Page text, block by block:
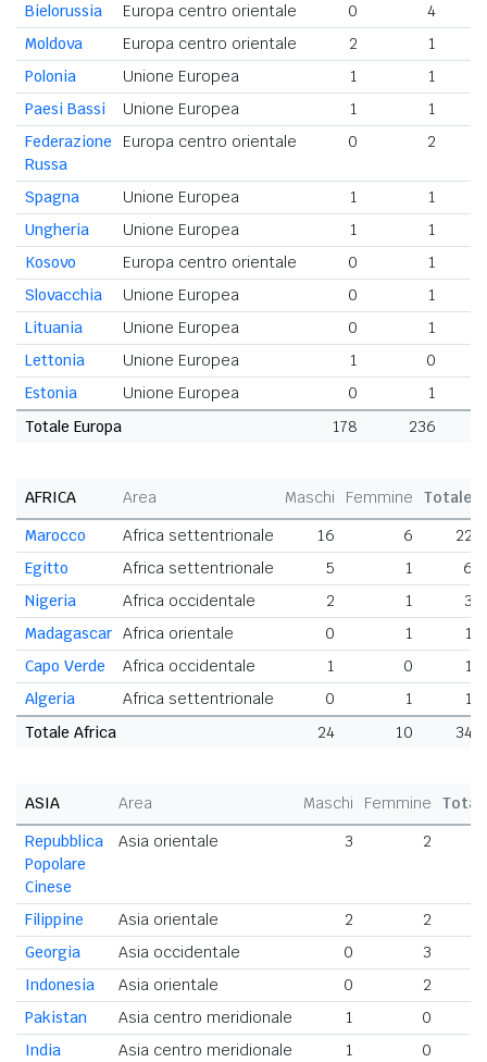
Bielorussia
Europa centro orientale 0
4
Moldova
Europa centro orientale 2
1
Polonia
Unione Europea 1
1
Paesi Bassi
Unione Europea 1
1
Federazione
Russa
Europa centro orientale 0 2
Spagna Unione Europea 1
1
Ungheria
Unione Europea 1
1
Kosovo
Europa centro orientale 0
1
Slovacchia
Unione Europea 0
1
Lituania
Unione Europea 0
1
Lettonia
Unione Europea 1
0
Estonia
Unione Europea 0
1
Totale Europa
178 236
AFRICA Area Maschi Femmine
Totale
Marocco
Africa settentrionale 16 6 22
Egitto
Africa settentrionale 5 1 6
Nigeria
Africa occidentale 2 1 3
Madagascar Africa orientale 0 1 1
Capo Verde
Africa occidentale 1 0 1
Algeria
Africa settentrionale 0 1 1
Totale Africa
24 10 34
ASIA Area Maschi Femmine
Repubblica
Popolare
Cinese
Asia orientale 3 2
Filippine Asia orientale 2 2
Georgia
Asia occidentale 0 3
Indonesia
Asia orientale 0 2
Pakistan
Asia centro meridionale 1 0
India
Asia centro meridionale 1 0